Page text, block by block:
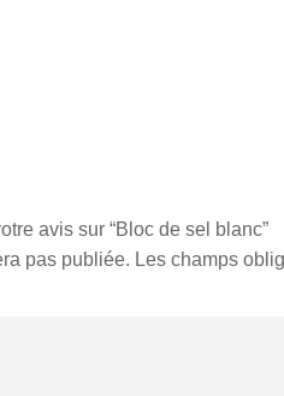
avis sur “Bloc de sel blanc”
pas publiée. Les champs